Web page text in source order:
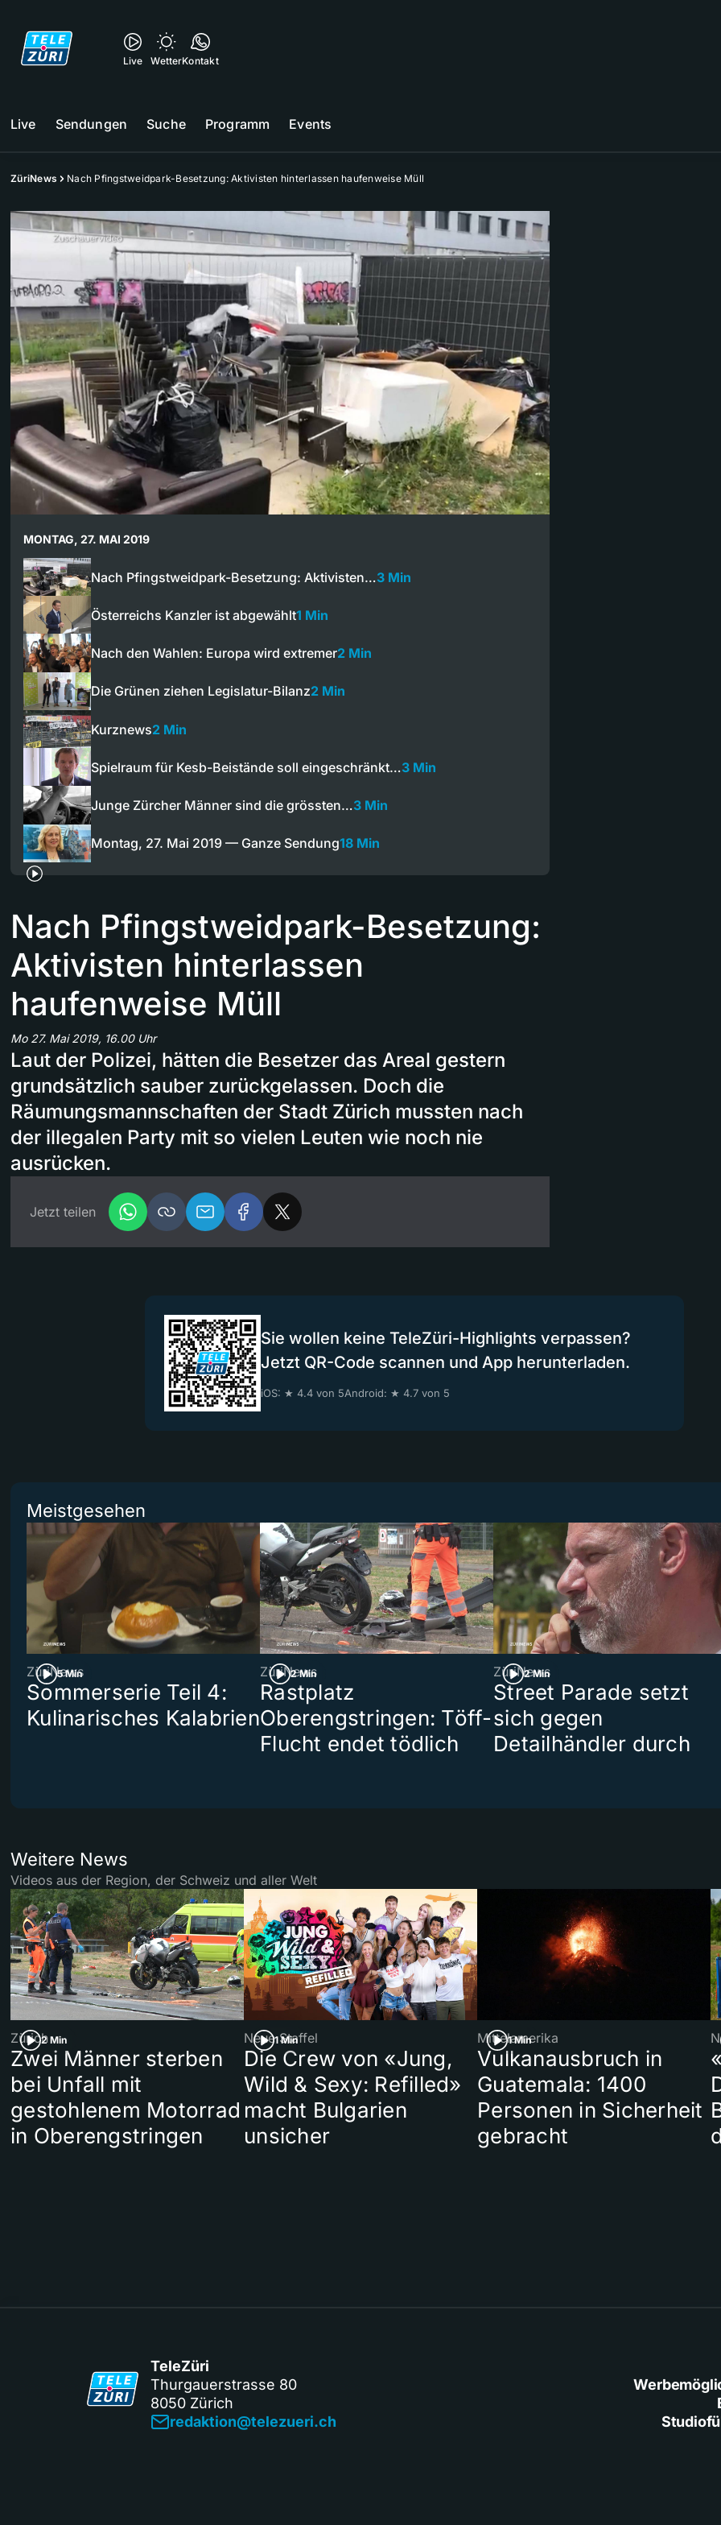
Live WetterKontakt
Live Sendungen Suche Programm Events
ZüriNews Nach Pfingstweidpark-Besetzung: Aktivisten hinterlassen haufenweise Müll
MONTAG, 27. MAI 2019
Nach Pfingstweidpark-Besetzung: Aktivisten…3 Min
Österreichs Kanzler ist abgewählt1 Min
Nach den Wahlen: Europa wird extremer2 Min
Die Grünen ziehen Legislatur-Bilanz2 Min
Kurznews2 Min
Spielraum für Kesb-Beistände soll eingeschränkt…3 Min
Junge Zürcher Männer sind die grössten…3 Min
Montag, 27. Mai 2019 — Ganze Sendung18 Min
Nach Pfingstweidpark-Besetzung:
Aktivisten hinterlassen
haufenweise Müll
Mo 27. Mai 2019, 16.00 Uhr
Laut der Polizei, hätten die Besetzer das Areal gestern
grundsätzlich sauber zurückgelassen. Doch die
Räumungsmannschaften der Stadt Zürich mussten nach
der illegalen Party mit so vielen Leuten wie noch nie
ausrücken.
Jetzt teilen
Sie wollen keine TeleZüri-Highlights verpassen?
Jetzt QR-Code scannen und App herunterladen.
iOS: ★ 4.4 von 5Android: ★ 4.7 von 5
Meistgesehen
5 Min
ZüriNews
Sommerserie Teil 4:
Kulinarisches Kalabrien
2 Min
ZüriNews
Rastplatz
Oberengstringen: Töff-
Flucht endet tödlich
2 Min
ZüriNews
Street Parade setzt
sich gegen
Detailhändler durch
Weitere News
Videos aus der Region, der Schweiz und aller Welt
2 Min
Zürich
Zwei Männer sterben
bei Unfall mit
gestohlenem Motorrad
in Oberengstringen
1 Min
Neue Staffel
Die Crew von «Jung,
Wild & Sexy: Refilled»
macht Bulgarien
unsicher
1 Min
Mittelamerika
Vulkanausbruch in
Guatemala: 1400
Personen in Sicherheit
gebracht
TeleZüri
Thurgauerstrasse 80
8050 Zürich
redaktion@telezueri.ch